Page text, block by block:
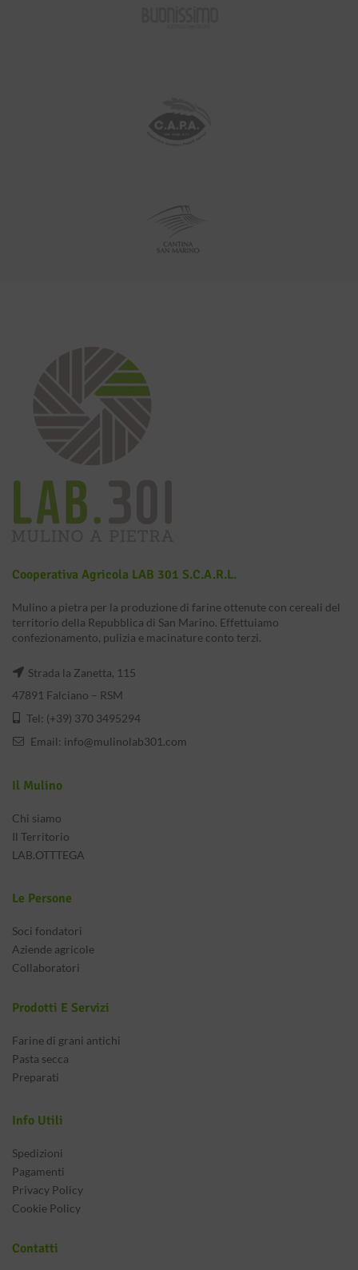
Cooperativa Agricola LAB 301 S.c.a.r.l.
Mulino a pietra per la produzione di farine ottenute con cereali del
territorio della Repubblica di San Marino. Effettuiamo
confezionamento, pulizia e macinature conto terzi.
Strada la Zanetta, 115
47891 Falciano – RSM
Tel: (+39) 370 3495294
Email: info@mulinolab301.com
Il Mulino
Chi siamo
Il Territorio
LAB.OTTTEGA
Le Persone
Soci fondatori
Aziende agricole
Collaboratori
Prodotti E Servizi
Farine di grani antichi
Pasta secca
Preparati
Info Utili
Spedizioni
Pagamenti
Privacy Policy
Cookie Policy
Contatti